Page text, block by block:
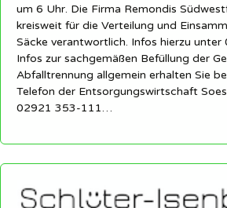
um 6 Uhr. Die Firma Remondis
kreisweit für die Verteilung und
Säcke verantwortlich. Infos hierzu
Infos zur sachgemäßen Befüllung der
Abfalltrennung allgemein erhalten Sie
Telefon der Entsorgungswirtschaft
02921 353-111…